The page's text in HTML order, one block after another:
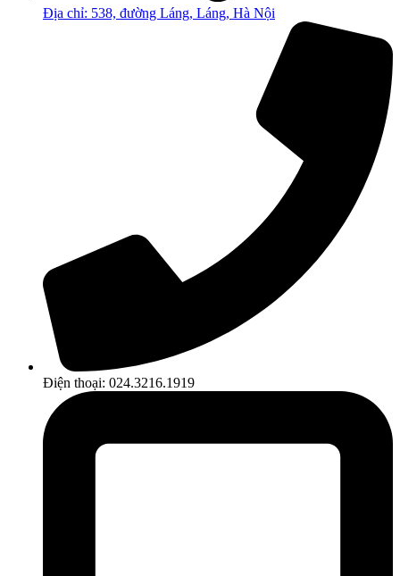
Địa chỉ: 538, đường Láng, Láng, Hà Nội
Điện thoại: 024.3216.1919